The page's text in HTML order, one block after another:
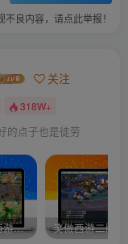
良内容，请点此举报！
关注
318W+
的点子也是徒劳
–（源码）田螺西游9.0 假人摆摊18门派飞升渡劫化圣助战最新BB谛听…. 笑傲西游二版-